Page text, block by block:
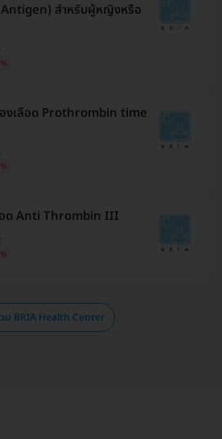
สำหรับผู้หญิงหรือ
องเลือด Prothrombin time
อด Anti Thrombin III
ม BRIA Health Center